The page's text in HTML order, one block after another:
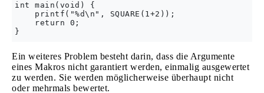
int main(void) {
    printf("%d\n", SQUARE(1+2));
    return 0;
Ein weiteres Problem besteht darin, dass die Argumente
eines Makros nicht garantiert werden, einmalig ausgewertet
zu werden. Sie werden möglicherweise überhaupt nicht
oder mehrmals bewertet.